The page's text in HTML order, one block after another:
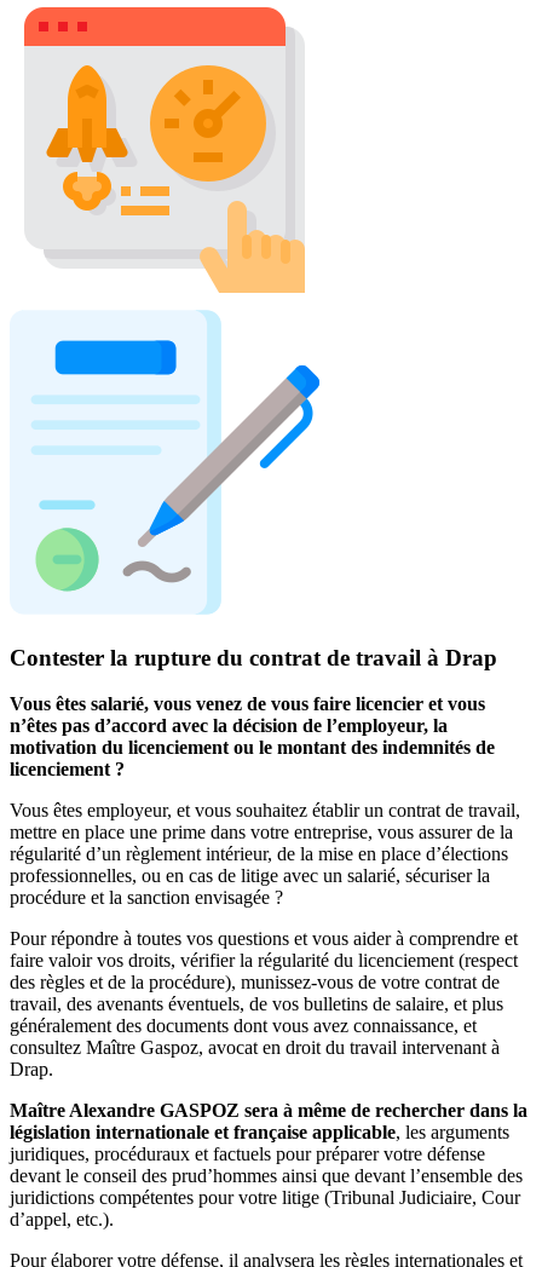
Contester la rupture du contrat de travail à Drap
Vous êtes salarié, vous venez de vous faire licencier et vous
n’êtes pas d’accord avec la décision de l’employeur, la
motivation du licenciement ou le montant des indemnités de
licenciement ?
Vous êtes employeur, et vous souhaitez établir un contrat de travail,
mettre en place une prime dans votre entreprise, vous assurer de la
régularité d’un règlement intérieur, de la mise en place d’élections
professionnelles, ou en cas de litige avec un salarié, sécuriser la
procédure et la sanction envisagée ?
Pour répondre à toutes vos questions et vous aider à comprendre et
faire valoir vos droits, vérifier la régularité du licenciement (respect
des règles et de la procédure), munissez-vous de votre contrat de
travail, des avenants éventuels, de vos bulletins de salaire, et plus
généralement des documents dont vous avez connaissance, et
consultez Maître Gaspoz, avocat en droit du travail intervenant à
Drap.
Maître Alexandre GASPOZ sera à même de rechercher dans la
législation internationale et française applicable, les arguments
juridiques, procéduraux et factuels pour préparer votre défense
devant le conseil des prud’hommes ainsi que devant l’ensemble des
juridictions compétentes pour votre litige (Tribunal Judiciaire, Cour
d’appel, etc.).
Pour élaborer votre défense, il analysera les règles internationales et